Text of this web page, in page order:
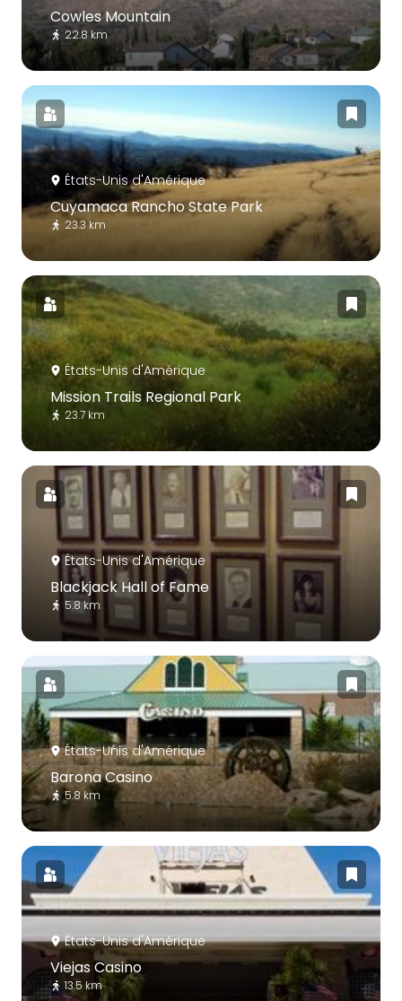
Cowles Mountain
22.8 km
États-Unis d'Amérique
Cuyamaca Rancho State Park
23.3 km
États-Unis d'Amérique
Mission Trails Regional Park
23.7 km
États-Unis d'Amérique
Blackjack Hall of Fame
5.8 km
États-Unis d'Amérique
Barona Casino
5.8 km
États-Unis d'Amérique
Viejas Casino
13.5 km